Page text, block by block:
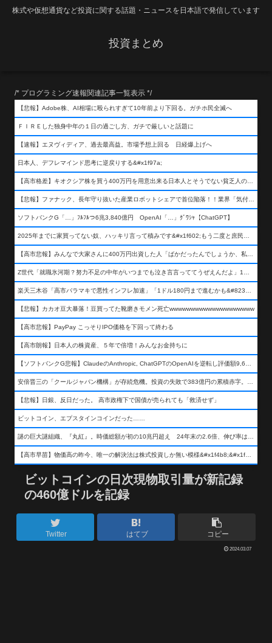
株式や仮想通貨など投資に関する話題・ニュースを日本語で発信しています
投資まとめ
/* プログラミング速報関連記事一覧表示 */
【悲報】Adobe株、AI相場に殴られすぎて10年前より下回る。ガチホ民全滅へ
ＦＩＲＥした独身中年の１日の過ごし方、ガチで厳しいと話題に
【速報】エヌヴィディア、過去最高益。市場予想上回る 日経爆上げへ
日本人、デフレマインド思考に逆戻りする&#x1f97a;
【高市格差】キオクシア株を買う400万円を用意出来る日本人とそうでない貧乏人の差が超広まるって事よ
【悲報】ファナック、長年守り抜いた産業ロボットシェアで首位陥落！！業界「気付いたら一気に抜かれていた…」
ソフトバンクG「…」ﾌﾙﾌﾙつ6兆3,840億円 OpenAI「…」ｸﾞﾜｼｬ【ChatGPT】
2025年までに家買ってない奴、ハッキリ言って積みです&#x1f602;もう二度と庶民が買える値段になりません&#x1f602;&#x1f602;&#x1f602;
【高市悲報】みんなで大家さんに400万円出資した人「ばかだったんでしょうか、私は&#x1f622;」
Z世代「就職氷河期？努力不足の中年がいつまでも泣き言言っててうぜえんだよ」1万いいね
楽天三木谷「高市バラマキで悪性インフレ加速」「1ドル180円まで進むかも&#8230;もう看過できない」
【悲報】カカオ豆大暴落！豆買ってた靴磨きモメン死亡wwwwwwwwwwwwwwwwwwww
【高市悲報】PayPay こっそりIPO価格を下回って終わる
【高市朗報】日本人の株資産、５年で倍増！みんなお金持ちに
【ソフトバンクG悲報】ClaudeのAnthropic, ChatGPTのOpenAIを逆転し評価額9,650億ドル (約154兆円) の世界一価値あるAI企業に……
安倍晋三の「クールジャパン機構」が存続危機。投資の失敗で383億円の累積赤字。2025年度決算も大赤字の可能性。責任の所在はウヤムヤ
【悲報】日銀、反日だった。 高市政権下で国債が売られても「救済せず」
ビットコイン、エプスタインコインだった……
謎の巨大謎組織、『丸紅』。時価総額が初の10兆円超え 24年末の2.6倍、伸び率は謎組織首位
【高市早苗】物価高の昨今、唯一の解決法は株式投資しか無い模様&#x1f4b8;&#x1f4b8;&#x1f4b8;
ビットコインの日次現物取引量が新記録
の460億ドルを記録
Twitter はてブ コピー
2024.03.07